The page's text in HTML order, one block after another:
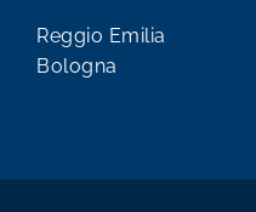
Reggio Emilia
Bologna